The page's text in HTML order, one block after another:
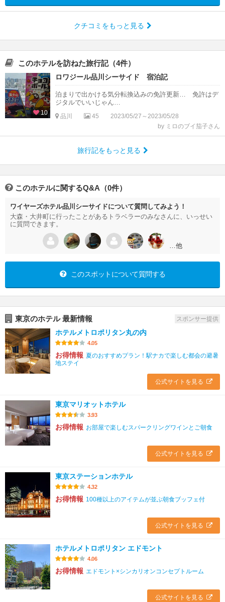
クチコミをもっと見る
このホテルを訪ねた旅行記（4件）
10
ロワジール品川シーサイド 宿泊記
泊まりで出かける気分転換込みの免許更新… 免許はデ
ジタルでいいじゃん…
品川 45
2023/05/27～2023/05/28
by ミロのブイ茄子さん
旅行記をもっと見る
このホテルに関するQ&A（0件）
ワイヤーズホテル品川シーサイドについて質問してみよう！
大森・大井町に行ったことがあるトラベラーのみなさんに、いっせい
に質問できます。
…他
このスポットについて質問する
東京のホテル 最新情報 スポンサー提供
ホテルメトロポリタン丸の内
4.05
お得情報 夏のおすすめプラン！駅ナカで楽しむ都会の避暑
地ステイ
公式サイトを見る
東京マリオットホテル
3.93
お得情報 お部屋で楽しむスパークリングワインとご朝食
公式サイトを見る
東京ステーションホテル
4.32
お得情報 100種以上のアイテムが並ぶ朝食ブッフェ付
公式サイトを見る
ホテルメトロポリタン エドモント
4.06
お得情報 エドモント×シンカリオンコンセプトルーム
公式サイトを見る